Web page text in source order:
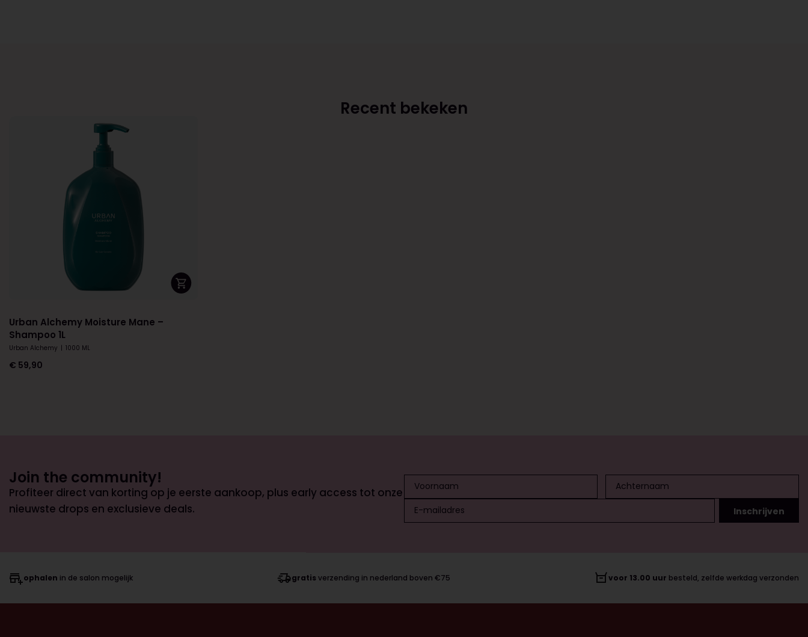
Recent bekeken
Urban Alchemy Moisture Mane –
Shampoo 1L
Urban Alchemy 1000 ML
€ 59,90
Join the community!
Profiteer direct van korting op je eerste aankoop, plus early access tot onze
nieuwste drops en exclusieve deals.
ophalen in de salon mogelijk gratis verzending in nederland boven €75 voor 13.00 uur besteld, zelfde werkdag verzonden